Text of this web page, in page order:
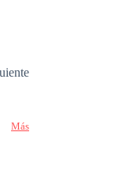
Más